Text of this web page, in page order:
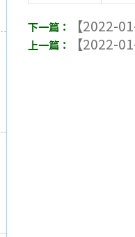
【2022-
【2022-